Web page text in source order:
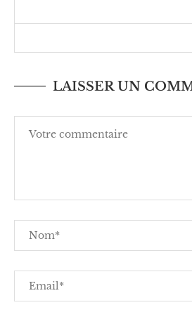
LAISSER UN